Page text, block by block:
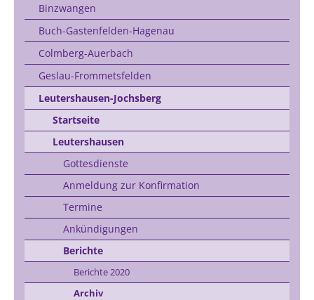
Binzwangen
Buch-Gastenfelden-Hagenau
Colmberg-Auerbach
Geslau-Frommetsfelden
Leutershausen-Jochsberg
Startseite
Leutershausen
Gottesdienste
Anmeldung zur Konfirmation
Termine
Ankündigungen
Berichte
Berichte 2020
Archiv